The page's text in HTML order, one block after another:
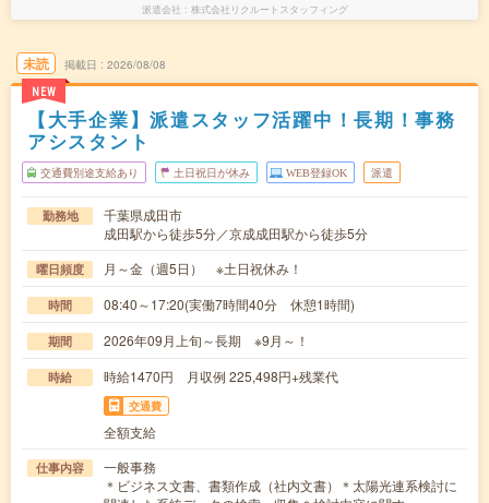
派遣会社 株式会社リクルートスタッフィング
未読
NEW
掲載日 2026/08/08
【大手企業】派遣スタッフ活躍中！長期！事務
アシスタント
交通費別途支給あり 土日祝日が休み WEB登録OK 派遣
勤務地
千葉県成田市
成田駅から徒歩5分／京成成田駅から徒歩5分
曜日頻度 月～金（週5日） ※土日祝休み！
時間 08:40～17:20(実働7時間40分 休憩1時間)
期間 2026年09月上旬～長期 ※9月～！
時給 時給1470円 月収例 225,498円+残業代
交通費
全額支給
仕事内容
一般事務
＊ビジネス文書、書類作成（社内文書）＊太陽光連系検討に